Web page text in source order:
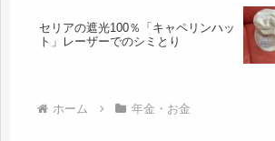
セリアの遮光100％「キャペリンハッ
ト」レーザーでのシミとり
ホーム 年金・お金